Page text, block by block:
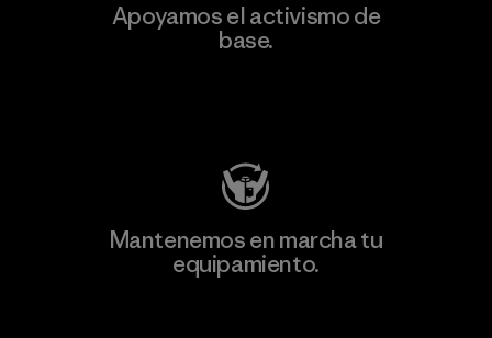
Apoyamos el activismo de
base.
Mantenemos en marcha tu
equipamiento.